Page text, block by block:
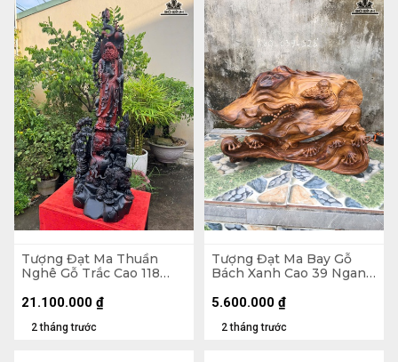
Tượng Đạt Ma Thuần
Nghê Gỗ Trắc Cao 118
2 tháng trước
21.100.000 ₫
Tượng Đạt Ma Bay Gỗ
Bách Xanh Cao 39 Ngang
2 tháng trước
5.600.000 ₫